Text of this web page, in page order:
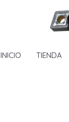
INICIO TIENDA